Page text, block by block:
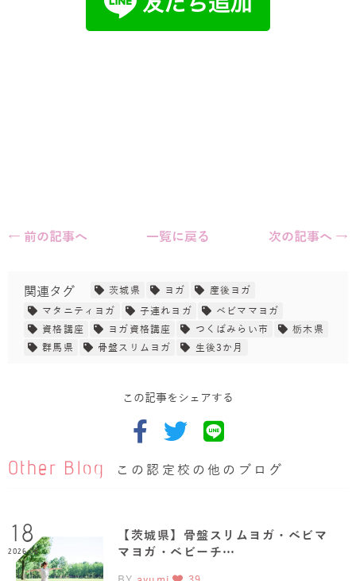
← 前の記事へ 一覧に戻る 次の記事へ →
関連タグ 茨城県 ヨガ
産後ヨガ
マタニティヨガ
子連れヨガ
ベビママヨガ
資格講座
ヨガ資格講座 つくばみらい市
栃木県
群馬県
骨盤スリムヨガ 生後3か月
この記事をシェアする
Other Blog この認定校の他のブログ
18
2026.06
【茨城県】骨盤スリムヨガ・ベビマ
マヨガ・ベビーチ…